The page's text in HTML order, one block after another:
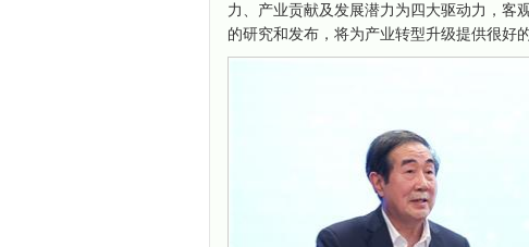
力、产业贡献及发展潜力为四大驱动力，客
的研究和发布，将为产业转型升级提供很好